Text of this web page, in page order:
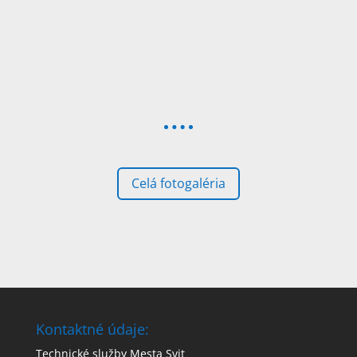
Celá fotogaléria
Kontaktné údaje:
Technické služby Mesta Svit